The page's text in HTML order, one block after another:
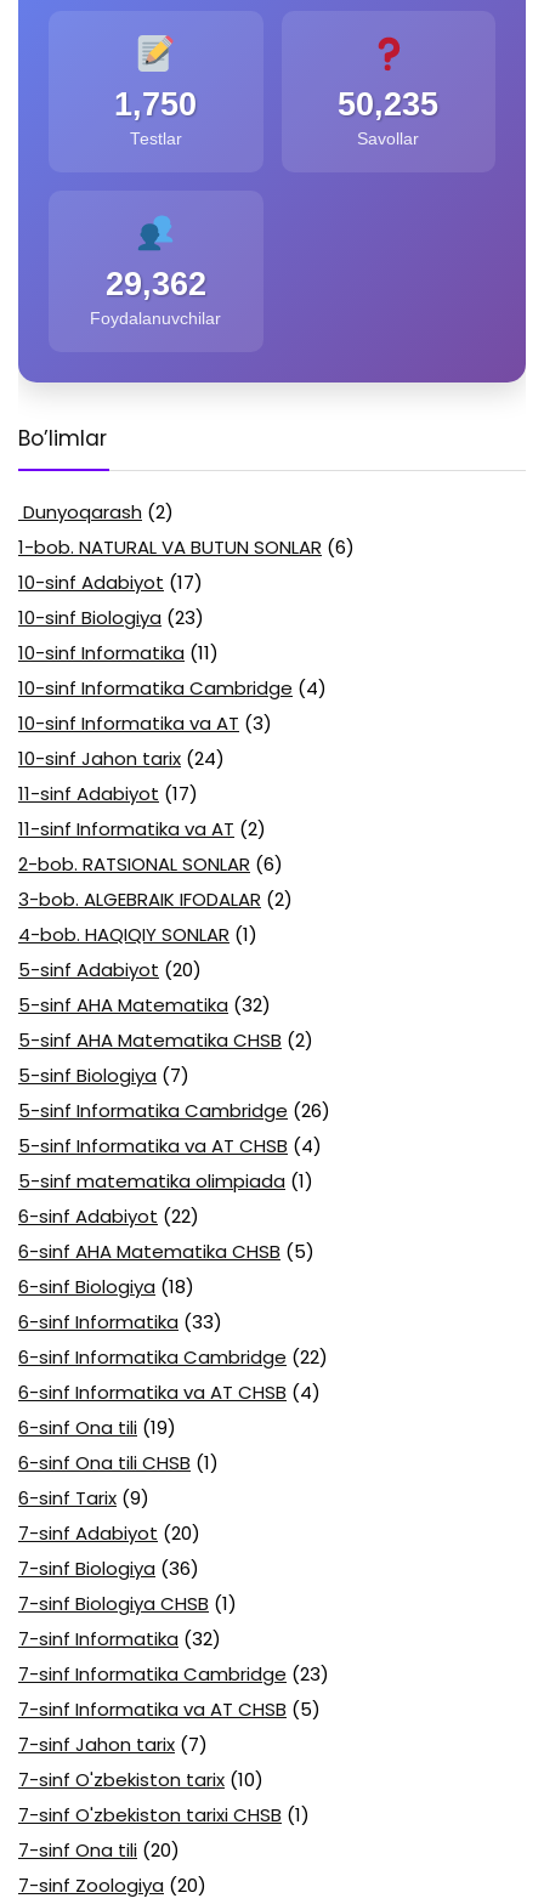
1,750
Testlar
50,235
Savollar
29,362
Foydalanuvchilar
Bo’limlar
Dunyoqarash (2)
1-bob. NATURAL VA BUTUN SONLAR (6)
10-sinf Adabiyot (17)
10-sinf Biologiya (23)
10-sinf Informatika (11)
10-sinf Informatika Cambridge (4)
10-sinf Informatika va AT (3)
10-sinf Jahon tarix (24)
11-sinf Adabiyot (17)
11-sinf Informatika va AT (2)
2-bob. RATSIONAL SONLAR (6)
3-bob. ALGEBRAIK IFODALAR (2)
4-bob. HAQIQIY SONLAR (1)
5-sinf Adabiyot (20)
5-sinf AHA Matematika (32)
5-sinf AHA Matematika CHSB (2)
5-sinf Biologiya (7)
5-sinf Informatika Cambridge (26)
5-sinf Informatika va AT CHSB (4)
5-sinf matematika olimpiada (1)
6-sinf Adabiyot (22)
6-sinf AHA Matematika CHSB (5)
6-sinf Biologiya (18)
6-sinf Informatika (33)
6-sinf Informatika Cambridge (22)
6-sinf Informatika va AT CHSB (4)
6-sinf Ona tili (19)
6-sinf Ona tili CHSB (1)
6-sinf Tarix (9)
7-sinf Adabiyot (20)
7-sinf Biologiya (36)
7-sinf Biologiya CHSB (1)
7-sinf Informatika (32)
7-sinf Informatika Cambridge (23)
7-sinf Informatika va AT CHSB (5)
7-sinf Jahon tarix (7)
7-sinf O'zbekiston tarix (10)
7-sinf O'zbekiston tarixi CHSB (1)
7-sinf Ona tili (20)
7-sinf Zoologiya (20)